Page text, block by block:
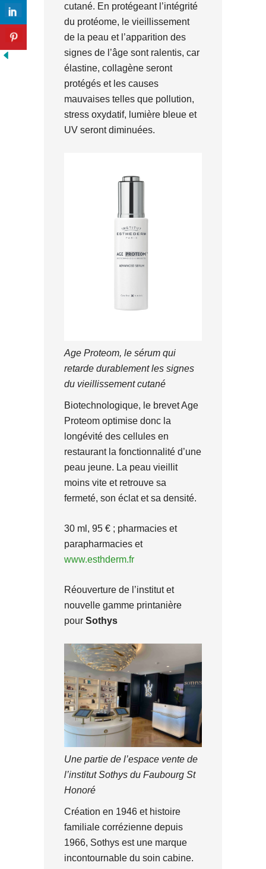
cutané. En protégeant l’intégrité
du protéome, le vieillissement
de la peau et l’apparition des
signes de l’âge sont ralentis, car
élastine, collagène seront
protégés et les causes
mauvaises telles que pollution,
stress oxydatif, lumière bleue et
UV seront diminuées.
Age Proteom, le sérum qui
retarde durablement les signes
du vieillissement cutané
Biotechnologique, le brevet Age
Proteom optimise donc la
longévité des cellules en
restaurant la fonctionnalité d’une
peau jeune. La peau vieillit
moins vite et retrouve sa
fermeté, son éclat et sa densité.
30 ml, 95 € ; pharmacies et
parapharmacies et
www.esthderm.fr
Réouverture de l’institut et
nouvelle gamme printanière
pour Sothys
Une partie de l’espace vente de
l’institut Sothys du Faubourg St
Honoré
Création en 1946 et histoire
familiale corrézienne depuis
1966, Sothys est une marque
incontournable du soin cabine.